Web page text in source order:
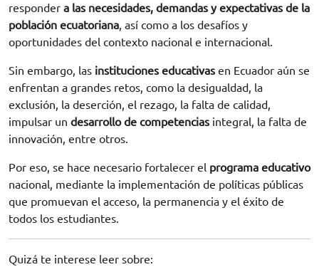
responder a las necesidades, demandas y expectativas de la
población ecuatoriana , así como a los desafíos y
oportunidades del contexto nacional e internacional.
Sin embargo, las instituciones educativas en Ecuador aún se
enfrentan a grandes retos, como la desigualdad, la
exclusión, la deserción, el rezago, la falta de calidad,
impulsar un desarrollo de competencias integral, la falta de
innovación, entre otros.
Por eso, se hace necesario fortalecer el programa educativo
nacional, mediante la implementación de políticas públicas
que promuevan el acceso, la permanencia y el éxito de
todos los estudiantes.
Quizá te interese leer sobre: